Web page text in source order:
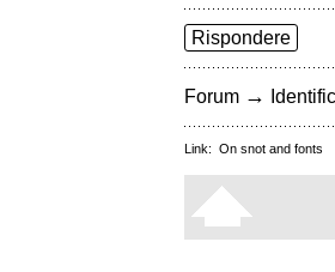
Rispondere
Forum →
Link: On snot and fonts